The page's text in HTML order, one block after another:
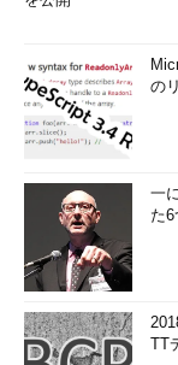
の
一
た
TT